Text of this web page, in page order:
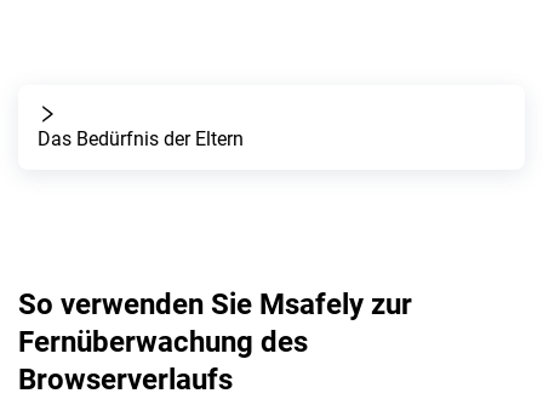
Das Bedürfnis der Eltern
So verwenden Sie Msafely zur
Fernüberwachung des
Browserverlaufs